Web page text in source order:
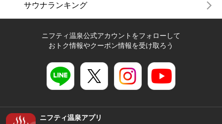
サウナランキング
ニフティ温泉公式アカウントをフォローして
おトク情報やクーポン情報を受け取ろう
ニフティ温泉アプリ